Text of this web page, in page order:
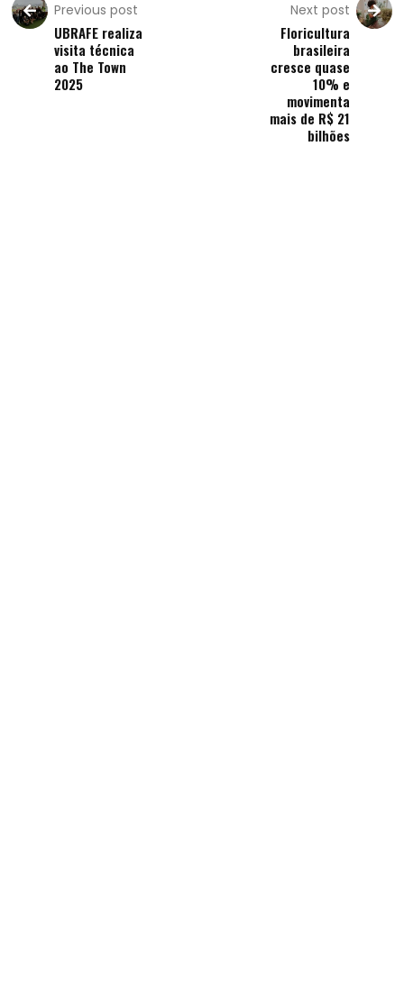
Previous post
UBRAFE realiza
visita técnica
ao The Town
2025
Next post
Floricultura
brasileira
cresce quase
10% e
movimenta
mais de R$ 21
bilhões